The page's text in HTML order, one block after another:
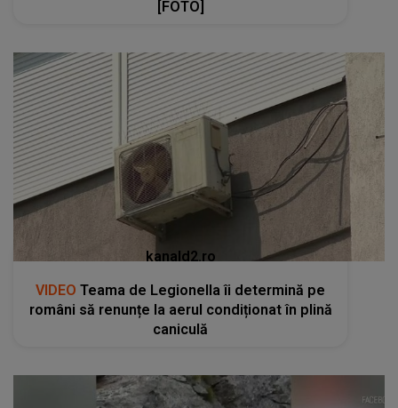
kanald2.ro
VIDEOTeama de Legionella îi determină pe
români să renunțe la aerul condiționat în plină
caniculă